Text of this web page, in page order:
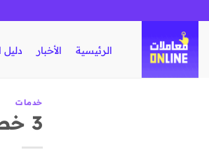
الرئيسية الأخبار دليل
خدمات
3 خطوات لإضافة نشاط في السجل التجاري